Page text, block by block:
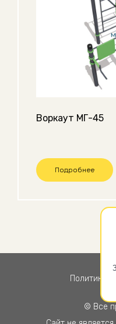
Воркаут МГ-45
Подробнее
© Все
Политика